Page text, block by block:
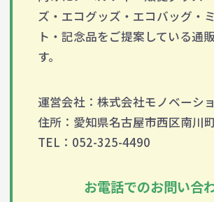
ズ・エコグッズ・エコバッグ・
ト・記念品をご提案している通
す。
運営会社：株式会社モノベーシ
住所：愛知県名古屋市西区南川
TEL：052-325-4490
お電話でのお問い合